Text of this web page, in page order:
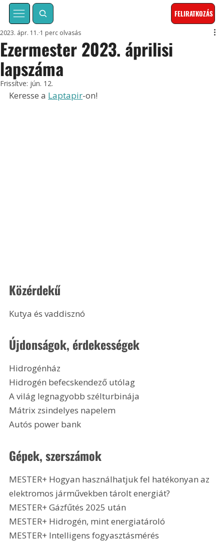
FELIRATKOZÁS
Ezermester 2023. áprilisi
lapszáma
2023. ápr. 11. 1 perc olvasás
Frissítve: jún. 12.
Keresse a Laptapir-on!
Közérdekű
Kutya és vaddisznó
Újdonságok, érdekességek
Hidrogénház
Hidrogén befecskendező utólag
A világ legnagyobb szélturbinája
Mátrix zsindelyes napelem
Autós power bank
Gépek, szerszámok
MESTER+ Hogyan használhatjuk fel hatékonyan az
elektromos járművekben tárolt energiát?
MESTER+ Gázfűtés 2025 után
MESTER+ Hidrogén, mint energiatároló
MESTER+ Intelligens fogyasztásmérés